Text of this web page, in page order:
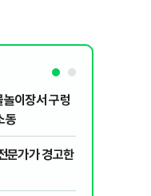
이장서 구렁
동
문가가 경고한